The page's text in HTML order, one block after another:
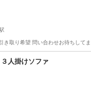
取り希望 問い合わせお待ちして
駅 収納家具
人掛けソファ